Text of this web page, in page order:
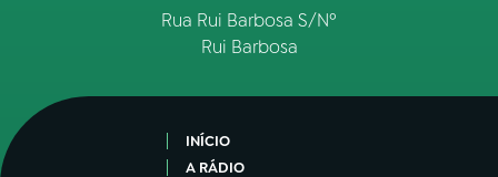
Rua Rui Barbosa S/Nº
Rui Barbosa
INÍCIO
A RÁDIO